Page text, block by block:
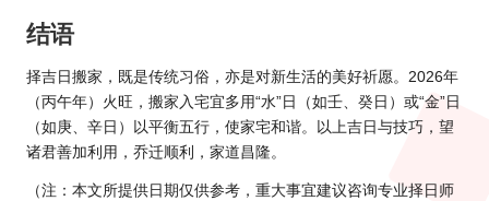
结语
择吉日搬家，既是传统习俗，亦是对新生活的美好祈愿。2026年
（丙午年）火旺，搬家入宅宜多用“水”日（如壬、癸日）或“金”日
（如庚、辛日）以平衡五行，使家宅和谐。以上吉日与技巧，望
诸君善加利用，乔迁顺利，家道昌隆。
（注：本文所提供日期仅供参考，重大事宜建议咨询专业择日师